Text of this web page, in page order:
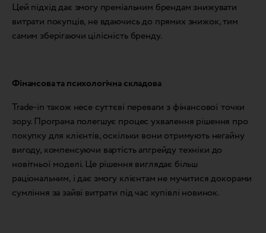
Цей підхід дає змогу преміальним брендам знижувати
витрати покупців, не вдаючись до прямих знижок, тим
самим зберігаючи цілісність бренду.
Фінансова та психологічна складова
Trade-in також несе суттєві переваги з фінансової точки
зору. Програма полегшує процес ухвалення рішення про
покупку для клієнтів, оскільки вони отримують негайну
вигоду, компенсуючи вартість апгрейду техніки до
новітньої моделі. Це рішення виглядає більш
раціональним, і дає змогу клієнтам не мучитися докорами
сумління за зайві витрати під час купівлі новинок.